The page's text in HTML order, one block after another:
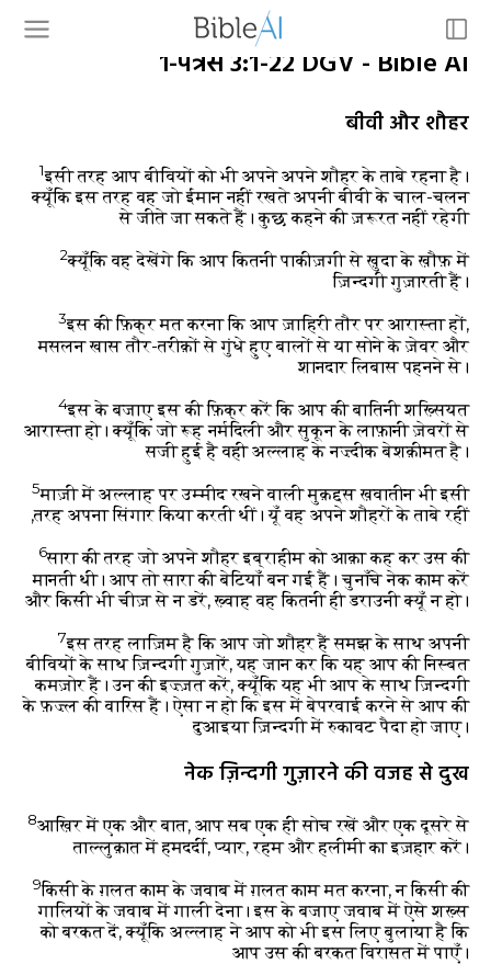
१-पत्रस 3:1-22 DGV - Bible AI
बीवी और शौहर
1इसी तरह आप बीवियों को भी अपने अपने शौहर के ताबे रहना है।
क्यूँकि इस तरह वह जो ईमान नहीं रखते अपनी बीवी के चाल-चलन
से जीते जा सकते हैं। कुछ कहने की ज़रूरत नहीं रहेगी
2क्यूँकि वह देखेंगे कि आप कितनी पाकीज़गी से ख़ुदा के ख़ौफ़ में
ज़िन्दगी गुज़ारती हैं।
3इस की फ़िक्र मत करना कि आप ज़ाहिरी तौर पर आरास्ता हों,
मसलन खास तौर-तरीक़ों से गुंधे हुए बालों से या सोने के ज़ेवर और
शानदार लिबास पहनने से।
4इस के बजाए इस की फ़िक्र करें कि आप की बातिनी शख़्सियत
आरास्ता हो। क्यूँकि जो रूह नर्मदिली और सुकून के लाफ़ानी ज़ेवरों से
सजी हुई है वही अल्लाह के नज़्दीक बेशक़ीमत है।
5माज़ी में अल्लाह पर उम्मीद रखने वाली मुक़द्दस ख़वातीन भी इसी
तरह अपना सिंगार किया करती थीं। यूँ वह अपने शौहरों के ताबे रहीं,
6सारा की तरह जो अपने शौहर इब्राहीम को आक़ा कह कर उस की
मानती थी। आप तो सारा की बेटियाँ बन गई हैं। चुनाँचे नेक काम करें
और किसी भी चीज़ से न डरें, ख़्वाह वह कितनी ही डराउनी क्यूँ न हो।
7इस तरह लाज़िम है कि आप जो शौहर हैं समझ के साथ अपनी
बीवियों के साथ ज़िन्दगी गुज़ारें, यह जान कर कि यह आप की निस्बत
कमज़ोर हैं। उन की इज़्ज़त करें, क्यूँकि यह भी आप के साथ ज़िन्दगी
के फ़ज़्ल की वारिस हैं। ऐसा न हो कि इस में बेपरवाई करने से आप की
दुआइया ज़िन्दगी में रुकावट पैदा हो जाए।
नेक ज़िन्दगी गुज़ारने की वजह से दुख
8आख़िर में एक और बात, आप सब एक ही सोच रखें और एक दूसरे से
ताल्लुक़ात में हमदर्दी, प्यार, रहम और हलीमी का इज़हार करें।
9किसी के ग़लत काम के जवाब में ग़लत काम मत करना, न किसी की
गालियों के जवाब में गाली देना। इस के बजाए जवाब में ऐसे शख़्स
को बरकत दें, क्यूँकि अल्लाह ने आप को भी इस लिए बुलाया है कि
आप उस की बरकत विरासत में पाएँ।